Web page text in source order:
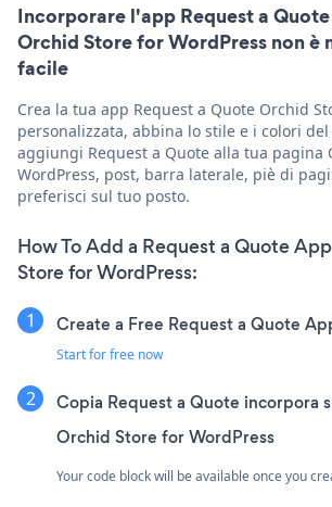
Incorporare l'app Request a
Orchid Store for WordPress non è
facile
Crea la tua app Request a Quote Orchid
personalizzata, abbina lo stile e i colori
aggiungi Request a Quote alla tua pagina
WordPress, post, barra laterale, piè di
preferisci sul tuo posto.
How To Add a Request a Quote
Store for WordPress:
Create a Free Request a Quote
Start for free now
Copia Request a Quote incorpora
Orchid Store for WordPress
Your code block will be available once you